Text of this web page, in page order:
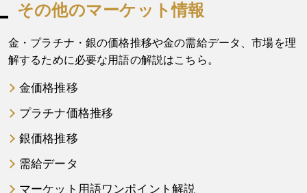
その他のマーケット情報
金・プラチナ・銀の価格推移や金の需給データ、市場を理
解するために必要な用語の解説はこちら。
金価格推移
プラチナ価格推移
銀価格推移
需給データ
マーケット用語ワンポイント解説